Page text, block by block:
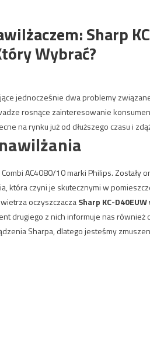
Sharp
Wybrać?
jednocześnie dwa problemy
rosnące zainteresowanie
na rynku już od dłuższego czasu i
AC4080/10 marki Philips.
która czyni je skutecznymi w
oczyszczaczaSharp KC-
drugiego z nich informuje nas również
Sharpa, dlatego jesteśmy